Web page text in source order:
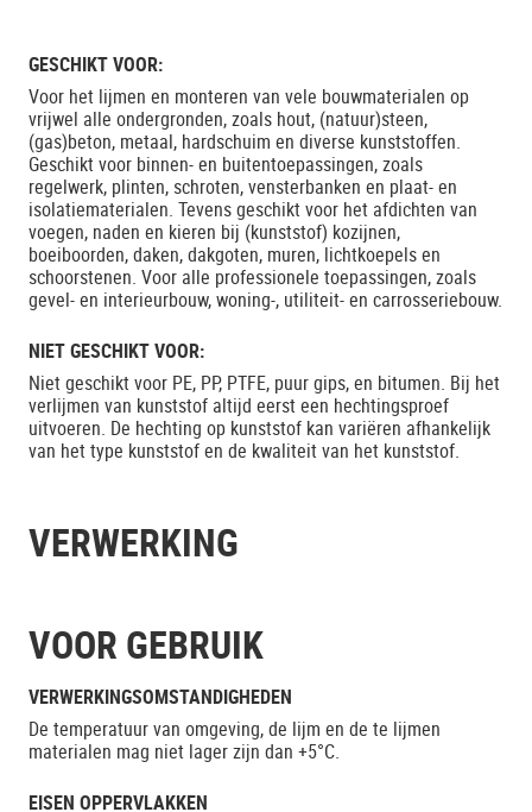
GESCHIKT VOOR:
Voor het lijmen en monteren van vele bouwmaterialen op
vrijwel alle ondergronden, zoals hout, (natuur)steen,
(gas)beton, metaal, hardschuim en diverse kunststoffen.
Geschikt voor binnen- en buitentoepassingen, zoals
regelwerk, plinten, schroten, vensterbanken en plaat- en
isolatiematerialen. Tevens geschikt voor het afdichten van
voegen, naden en kieren bij (kunststof) kozijnen,
boeiboorden, daken, dakgoten, muren, lichtkoepels en
schoorstenen. Voor alle professionele toepassingen, zoals
gevel- en interieurbouw, woning-, utiliteit- en carrosseriebouw.
NIET GESCHIKT VOOR:
Niet geschikt voor PE, PP, PTFE, puur gips, en bitumen. Bij het
verlijmen van kunststof altijd eerst een hechtingsproef
uitvoeren. De hechting op kunststof kan variëren afhankelijk
van het type kunststof en de kwaliteit van het kunststof.
VERWERKING
VOOR GEBRUIK
VERWERKINGSOMSTANDIGHEDEN
De temperatuur van omgeving, de lijm en de te lijmen
materialen mag niet lager zijn dan +5°C.
EISEN OPPERVLAKKEN